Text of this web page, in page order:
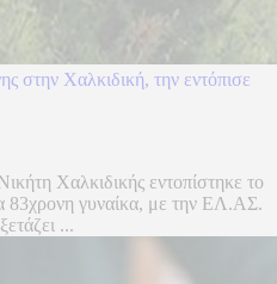
στην Χαλκιδική, την εντόπισε
Χαλκιδικής εντοπίστηκε το
83χρονη γυναίκα, με την ΕΛ.ΑΣ.
...